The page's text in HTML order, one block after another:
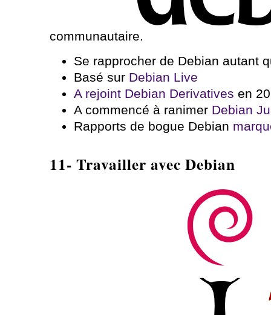
communautaire.
Se rapprocher de Debian autant
Basé sur Debian Live
A rejoint Debian Derivatives en
A commencé à ranimer Debian
Rapports de bogue Debian
11- Travailler avec Debian